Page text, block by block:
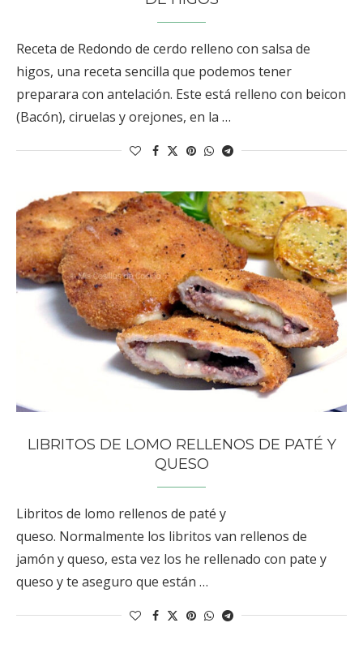
Receta de Redondo de cerdo relleno con salsa de
higos, una receta sencilla que podemos tener
preparara con antelación. Este está relleno con beicon
(Bacón), ciruelas y orejones, en la …
LIBRITOS DE LOMO RELLENOS DE PATÉ Y
QUESO
Libritos de lomo rellenos de paté y
queso. Normalmente los libritos van rellenos de
jamón y queso, esta vez los he rellenado con pate y
queso y te aseguro que están …